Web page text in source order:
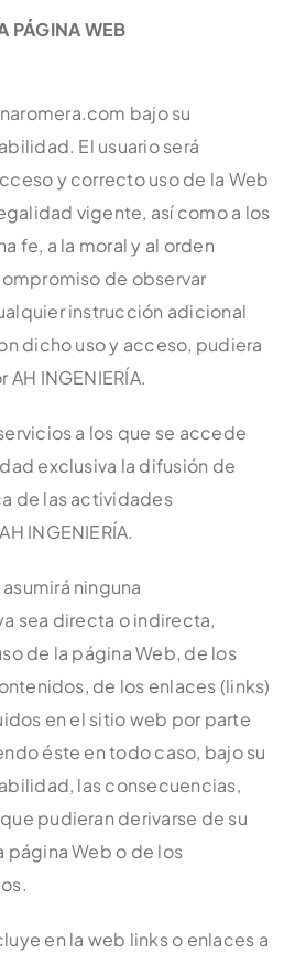
PÁGINA WEB
bajo su
El usuario será
y correcto uso de la Web
vigente, así como a los
fe, a la moral y al orden
de observar
instrucción adicional
dicho uso y acceso, pudiera
INGENIERÍA.
a los que se accede
exclusiva la difusión de
de las actividades
INGENIERÍA.
asumirá ninguna
sea directa o indirecta,
de la página Web, de los
de los enlaces (links)
en el sitio web por parte
éste en todo caso, bajo su
las consecuencias,
pudieran derivarse de su
página Web o de los
en la web links o enlaces a